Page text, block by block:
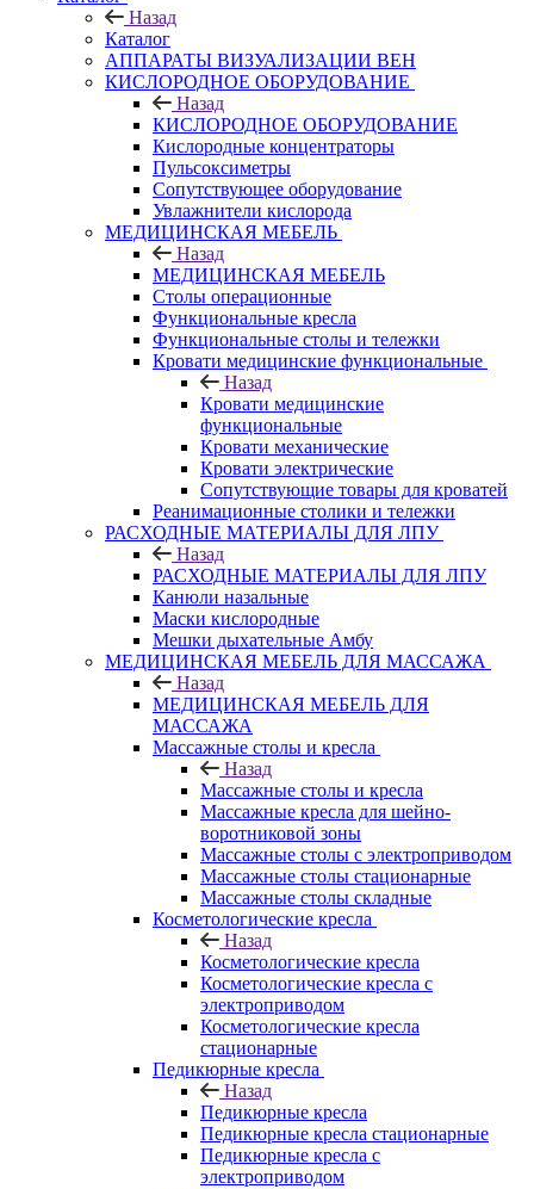
Назад
Каталог
АППАРАТЫ ВИЗУАЛИЗАЦИИ ВЕН
КИСЛОРОДНОЕ ОБОРУДОВАНИЕ
Назад
КИСЛОРОДНОЕ ОБОРУДОВАНИЕ
Кислородные концентраторы
Пульсоксиметры
Сопутствующее оборудование
Увлажнители кислорода
МЕДИЦИНСКАЯ МЕБЕЛЬ
Назад
МЕДИЦИНСКАЯ МЕБЕЛЬ
Столы операционные
Функциональные кресла
Функциональные столы и тележки
Кровати медицинские функциональные
Назад
Кровати медицинские
функциональные
Кровати механические
Кровати электрические
Сопутствующие товары для кроватей
Реанимационные столики и тележки
РАСХОДНЫЕ МАТЕРИАЛЫ ДЛЯ ЛПУ
Назад
РАСХОДНЫЕ МАТЕРИАЛЫ ДЛЯ ЛПУ
Канюли назальные
Маски кислородные
Мешки дыхательные Амбу
МЕДИЦИНСКАЯ МЕБЕЛЬ ДЛЯ МАССАЖА
Назад
МЕДИЦИНСКАЯ МЕБЕЛЬ ДЛЯ
МАССАЖА
Массажные столы и кресла
Назад
Массажные столы и кресла
Массажные кресла для шейно-
воротниковой зоны
Массажные столы с электроприводом
Массажные столы стационарные
Массажные столы складные
Косметологические кресла
Назад
Косметологические кресла
Косметологические кресла с
электроприводом
Косметологические кресла
стационарные
Педикюрные кресла
Назад
Педикюрные кресла
Педикюрные кресла стационарные
Педикюрные кресла с
электроприводом